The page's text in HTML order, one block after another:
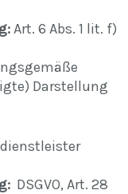
Art. 6 Abs. 1 lit. f)
Darstellung
DSGVO, Art. 28